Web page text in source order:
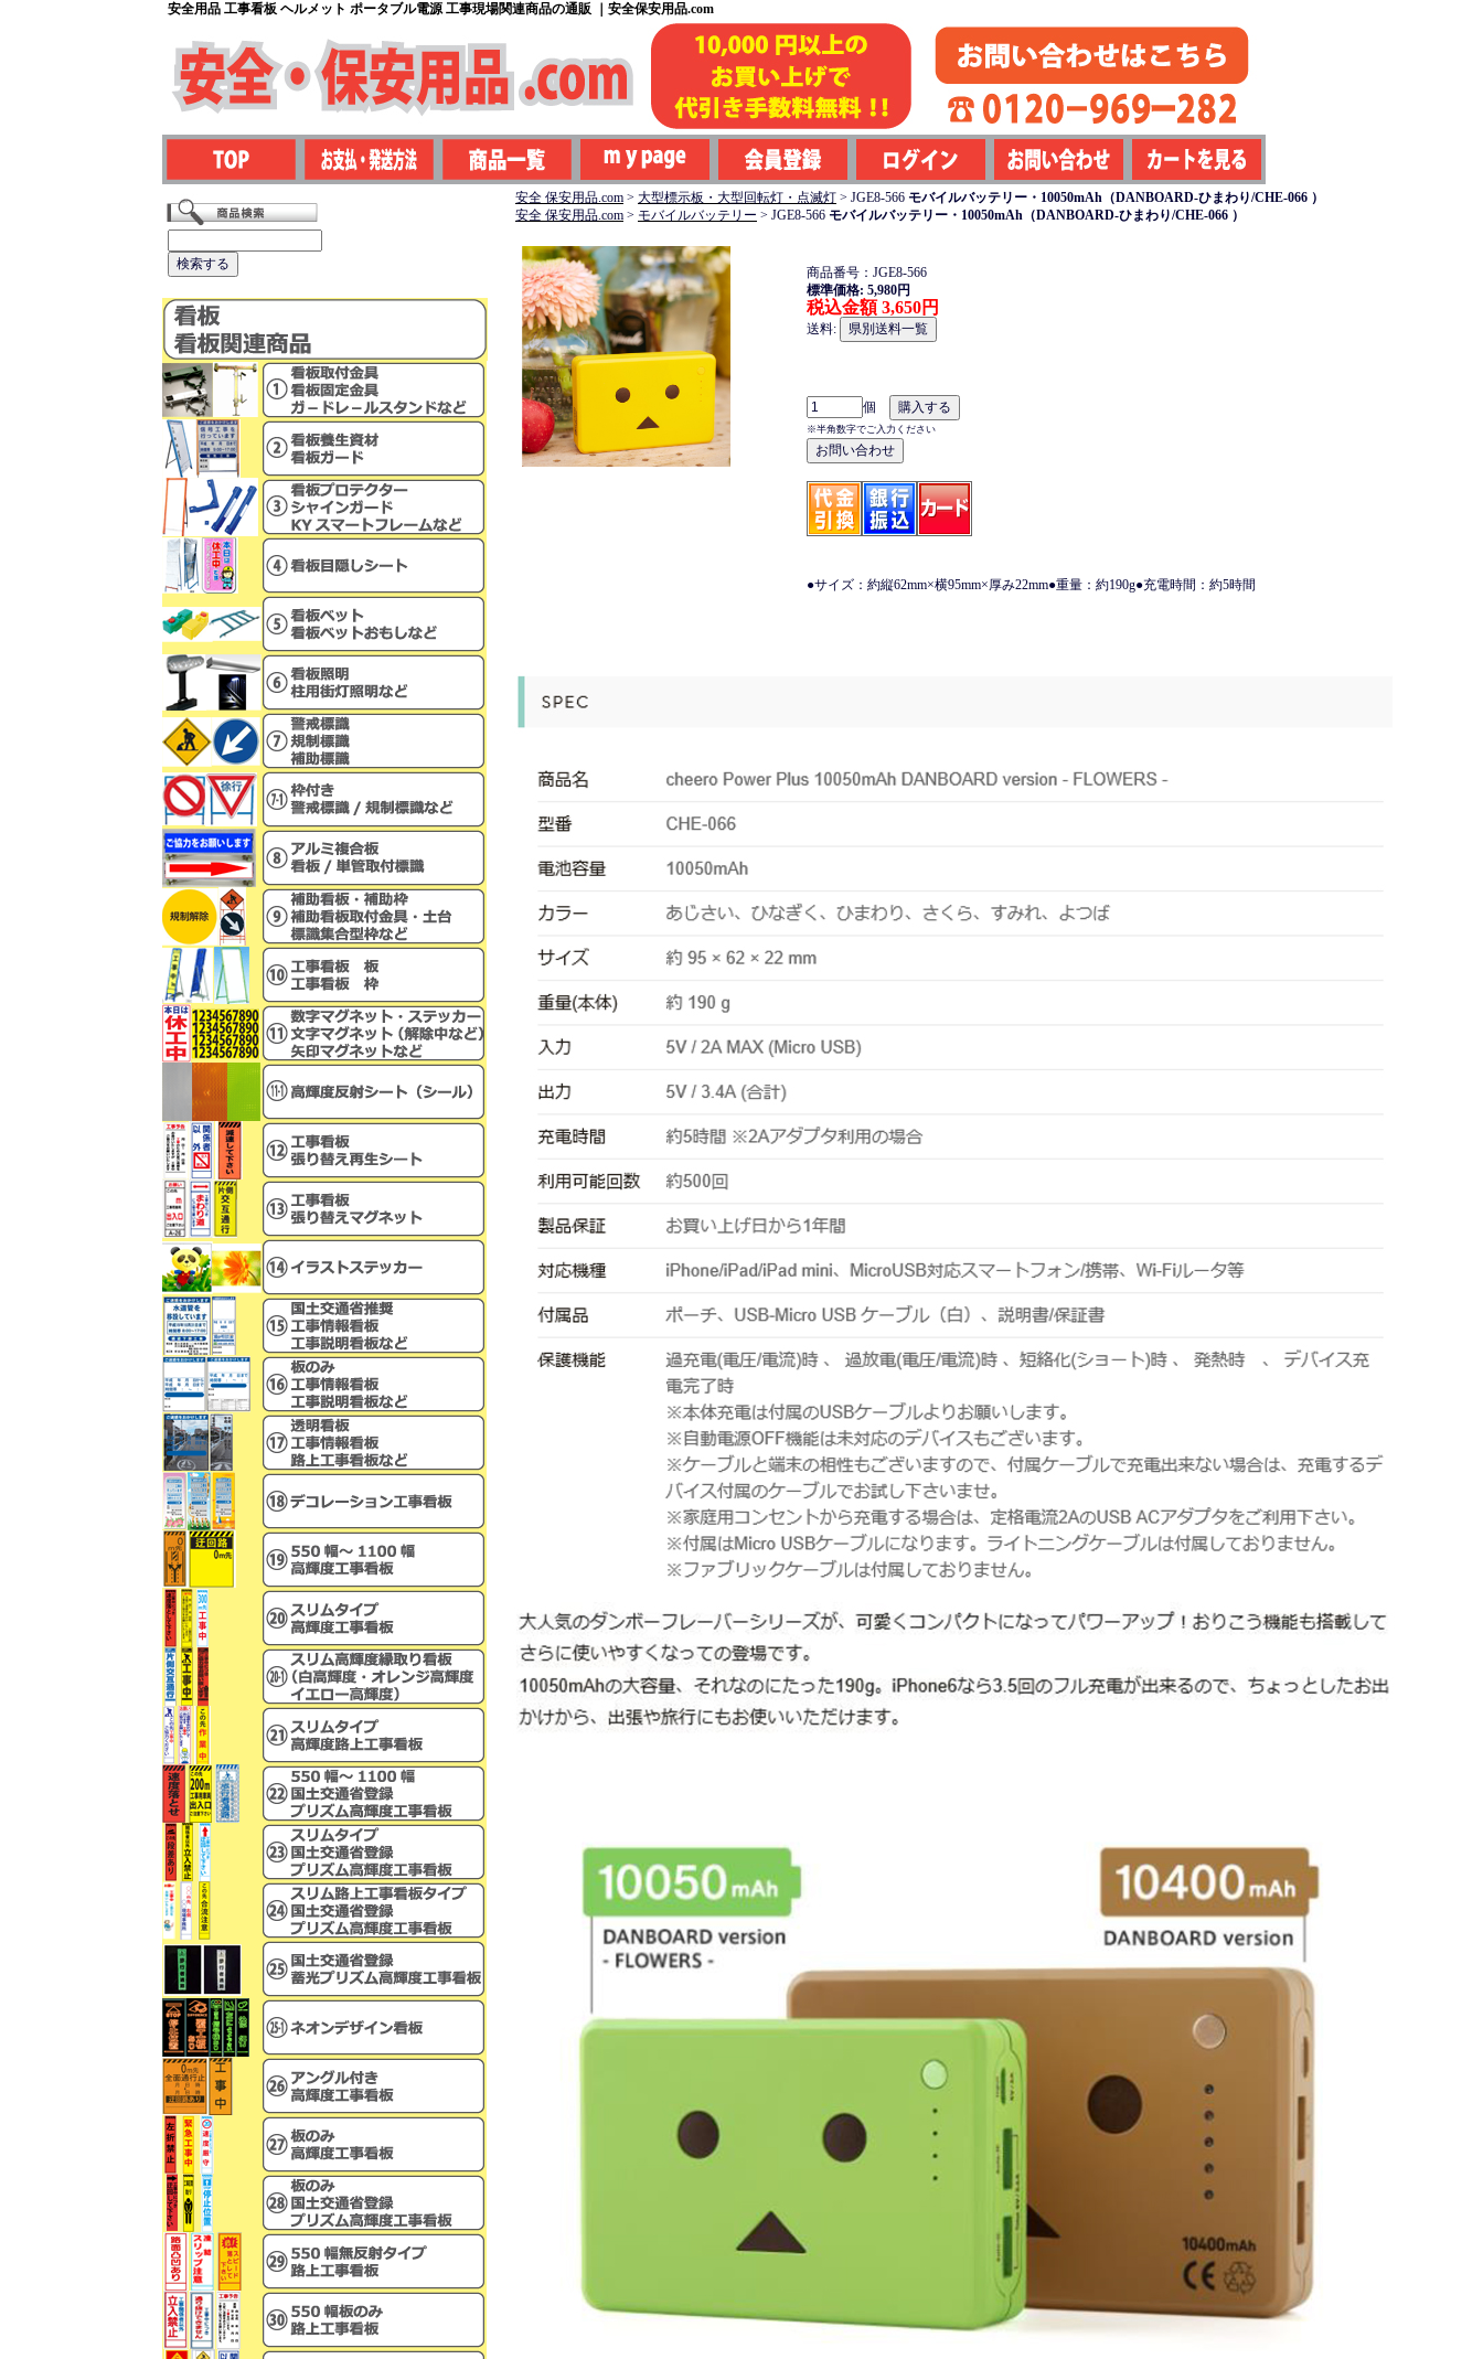
安全用品 工事看板 ヘルメット ポータブル電源 工事現場関連商品の通販 ｜安全保安用品.com
安全 保安用品.com > 大型標示板・大型回転灯・点滅灯 > JGE8-566 モバイルバッテリー・10050mAh（DANBOARD-ひまわり/CHE-066 ）
安全 保安用品.com > モバイルバッテリー > JGE8-566 モバイルバッテリー・10050mAh（DANBOARD-ひまわり/CHE-066 ）
商品番号：JGE8-566
標準価格: 5,980円
税込金額 3,650円
送料:
個
※半角数字でご入力ください
●サイズ：約縦62mm×横95mm×厚み22mm●重量：約190g●充電時間：約5時間